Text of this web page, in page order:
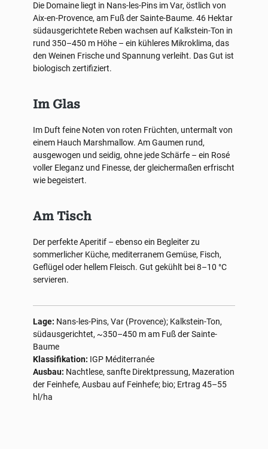
Die Domaine liegt in Nans-les-Pins im Var, östlich von
Aix-en-Provence, am Fuß der Sainte-Baume. 46 Hektar
südausgerichtete Reben wachsen auf Kalkstein-Ton in
rund 350–450 m Höhe – ein kühleres Mikroklima, das
den Weinen Frische und Spannung verleiht. Das Gut ist
biologisch zertifiziert.
Im Glas
Im Duft feine Noten von roten Früchten, untermalt von
einem Hauch Marshmallow. Am Gaumen rund,
ausgewogen und seidig, ohne jede Schärfe – ein Rosé
voller Eleganz und Finesse, der gleichermaßen erfrischt
wie begeistert.
Am Tisch
Der perfekte Aperitif – ebenso ein Begleiter zu
sommerlicher Küche, mediterranem Gemüse, Fisch,
Geflügel oder hellem Fleisch. Gut gekühlt bei 8–10 °C
servieren.
Lage: Nans-les-Pins, Var (Provence); Kalkstein-Ton,
südausgerichtet, ~350–450 m am Fuß der Sainte-
Baume
Klassifikation: IGP Méditerranée
Ausbau: Nachtlese, sanfte Direktpressung, Mazeration
der Feinhefe, Ausbau auf Feinhefe; bio; Ertrag 45–55
hl/ha